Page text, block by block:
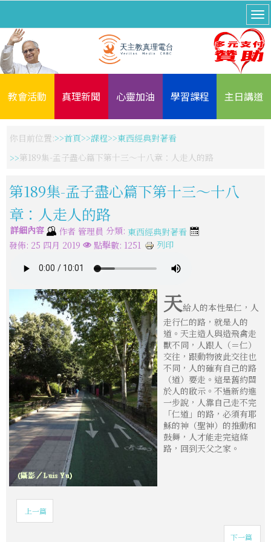
教會活動 真理新聞 心靈加油 學習課程 主日講道
你目前位置: 首頁 課程
東西經典對著看
第189集-孟子盡心篇下第十三～十八章：人走人的路
第189集-孟子盡心篇下第十三～十八
章：人走人的路
詳細內容 作者 管理員 分類: 東西經典對著看
發佈: 25 四月 2019
點擊數: 1251 列印
天給人的本性是仁，人
走行仁的路，就是人的
道。天主造人與造飛禽走
獸不同，人跟人（＝仁）
交往，跟動物彼此交往也
不同，人的確有自己的路
（道）要走。這是舊約關
於人的啟示。不過新約進
一步說，人靠自己走不完
「仁道」的路，必須有耶
穌的神（聖神）的推動和
鼓舞，人才能走完這條
路，回到天父之家。
上一篇
下一篇